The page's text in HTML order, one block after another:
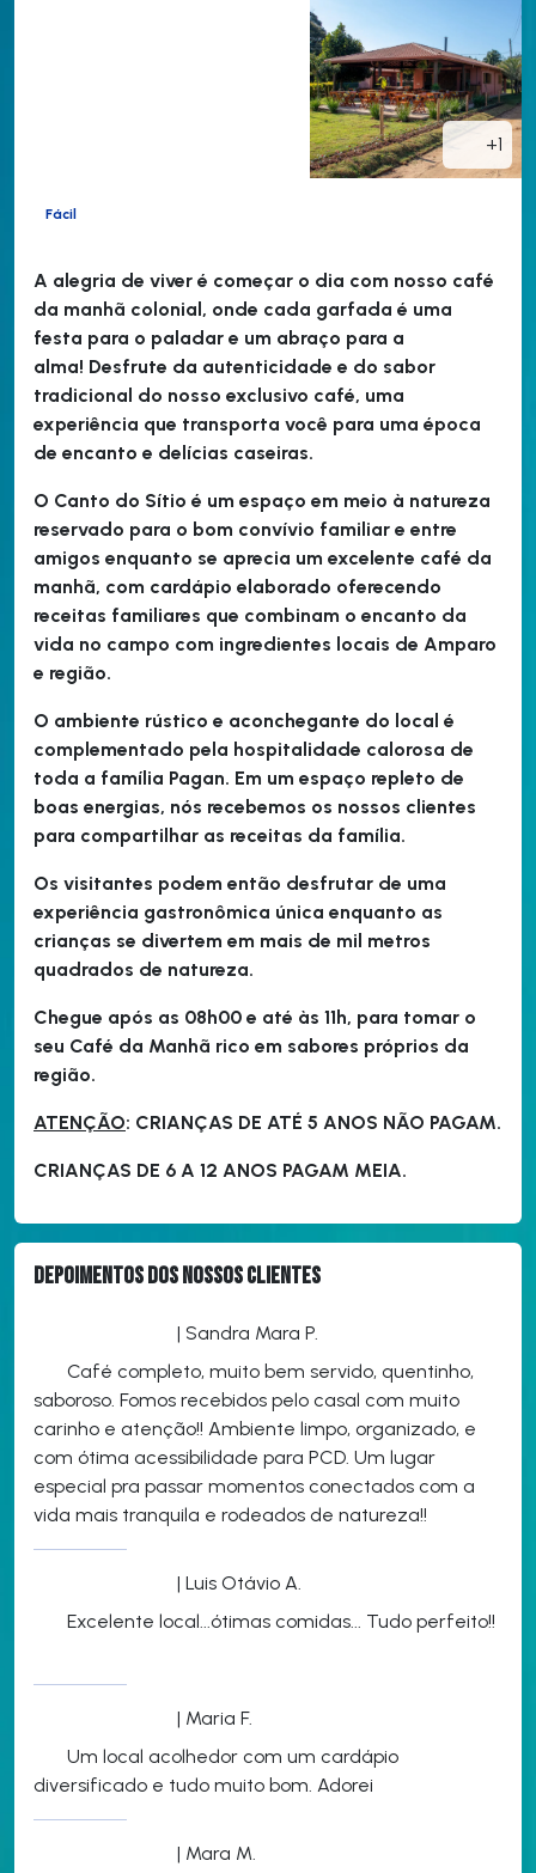
+1
Fácil
A alegria de viver é começar o dia com nosso café
da manhã colonial, onde cada garfada é uma
festa para o paladar e um abraço para a
alma! Desfrute da autenticidade e do sabor
tradicional do nosso exclusivo café, uma
experiência que transporta você para uma época
de encanto e delícias caseiras.
O Canto do Sítio é um espaço em meio à natureza
reservado para o bom convívio familiar e entre
amigos enquanto se aprecia um excelente café da
manhã, com cardápio elaborado oferecendo
receitas familiares que combinam o encanto da
vida no campo com ingredientes locais de Amparo
e região.
O ambiente rústico e aconchegante do local é
complementado pela hospitalidade calorosa de
toda a família Pagan. Em um espaço repleto de
boas energias, nós recebemos os nossos clientes
para compartilhar as receitas da família.
Os visitantes podem então desfrutar de uma
experiência gastronômica única enquanto as
crianças se divertem em mais de mil metros
quadrados de natureza.
Chegue após as 08h00 e até às 11h, para tomar o
seu Café da Manhã rico em sabores próprios da
região.
ATENÇÃO: CRIANÇAS DE ATÉ 5 ANOS NÃO PAGAM.
CRIANÇAS DE 6 A 12 ANOS PAGAM MEIA.
Depoimentos dos nossos clientes
| Sandra Mara P.
Café completo, muito bem servido, quentinho,
saboroso. Fomos recebidos pelo casal com muito
carinho e atenção!! Ambiente limpo, organizado, e
com ótima acessibilidade para PCD. Um lugar
especial pra passar momentos conectados com a
vida mais tranquila e rodeados de natureza!!
| Luis Otávio A.
Excelente local...ótimas comidas... Tudo perfeito!!
| Maria F.
Um local acolhedor com um cardápio
diversificado e tudo muito bom. Adorei
| Mara M.